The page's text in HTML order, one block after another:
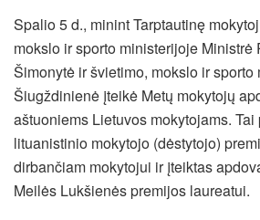
Spalio 5 d., minint Tarptautinę
mokslo ir sporto ministerijoje Ministrė
Šimonytė ir švietimo, mokslo ir sporto
Šiugždinienė įteikė Metų mokytojų
aštuoniems Lietuvos mokytojams. Tai
lituanistinio mokytojo (dėstytojo)
dirbančiam mokytojui ir įteiktas
Meilės Lukšienės premijos laureatui.